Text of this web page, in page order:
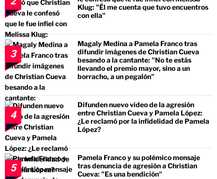
Klug: "Él me cuenta que tuvo encuentros
con ella"
3
Magaly Medina a Pamela Franco tras
difundir imágenes de Christian Cueva
besando a la cantante: "No te estás
llevando el premio mayor, sino a un
borracho, a un pegalón"
4
Difunden nuevo video de la agresión
entre Christian Cueva y Pamela López:
¿Le reclamó por la infidelidad de Pamela
López?
5
Pamela Franco y su polémico mensaje
tras denuncia de agresión a Christian
Cueva: "Es una bendición"